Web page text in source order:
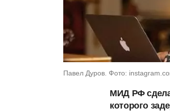
Павел Дуров. Фото:
МИД РФ
которого